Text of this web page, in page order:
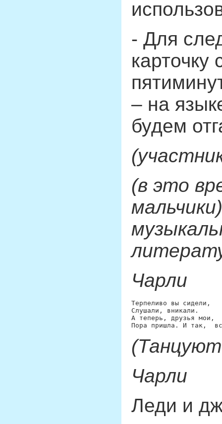
- Для
– на
будем
(в это
Чарли
Терпеливо вы сидели,
Слушали, вникали.
А теперь, друзья мои,
Чарли
Леди и